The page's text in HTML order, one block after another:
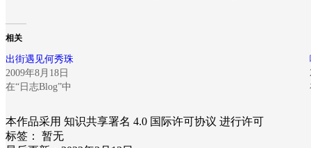
相关
出街遇见何秀珠
2009年8月18日
在“日志Blog”中
本作品采用 知识共享署名 4.0 国际许可协议 进行许可
标签：
暂无